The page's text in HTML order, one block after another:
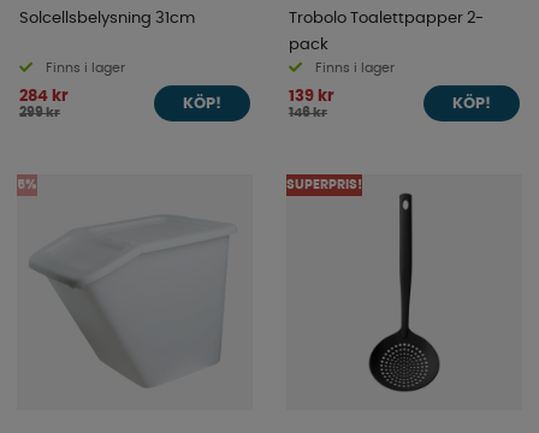
Solcellsbelysning 31cm
Finns i lager
284 kr
299 kr
KÖP!
Trobolo Toalettpapper 2-
pack
Finns i lager
139 kr
146 kr
KÖP!
5% SUPERPRIS!